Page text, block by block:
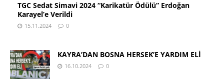
TGC Sedat Simavi 2024 “Karikatür Ödülü” Erdoğan
Karayel’e Verildi
15.11.2024 0
KAYRA’DAN BOSNA HERSEK’E YARDIM ELİ
16.10.2024 0